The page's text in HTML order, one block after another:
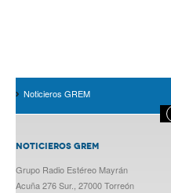
Noticieros GREM
NOTICIEROS GREM
Grupo Radio Estéreo Mayrán
Acuña 276 Sur., 27000 Torreón